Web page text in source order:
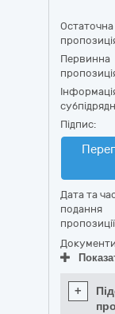
Остаточна
Первинна
Підпис:
Дата та
подання
+